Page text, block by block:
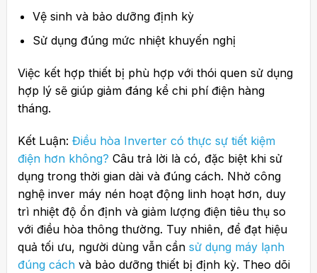
Vệ sinh và bảo dưỡng định kỳ
Sử dụng đúng mức nhiệt khuyến nghị
Việc kết hợp thiết bị phù hợp với thói quen sử dụng
hợp lý sẽ giúp giảm đáng kể chi phí điện hàng
tháng.
Kết Luận: Điều hòa Inverter có thực sự tiết kiệm
điện hơn không? Câu trả lời là có, đặc biệt khi sử
dụng trong thời gian dài và đúng cách. Nhờ công
nghệ inver máy nén hoạt động linh hoạt hơn, duy
trì nhiệt độ ổn định và giảm lượng điện tiêu thụ so
với điều hòa thông thường. Tuy nhiên, để đạt hiệu
quả tối ưu, người dùng vẫn cần sử dụng máy lạnh
đúng cáchvà bảo dưỡng thiết bị định kỳ. Theo dõi